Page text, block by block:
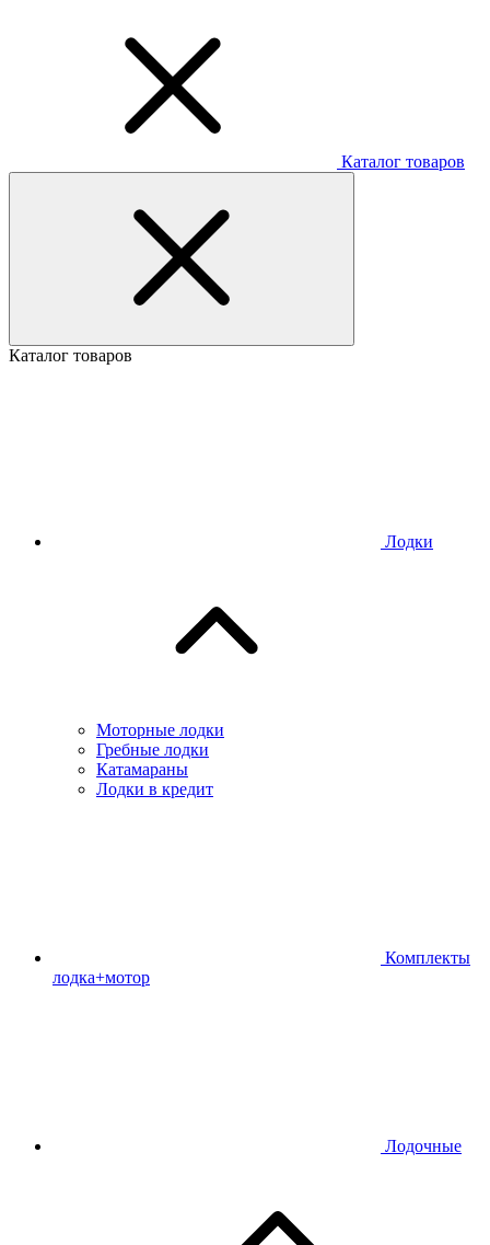
Каталог товаров
Каталог товаров
Лодки
Моторные лодки
Гребные лодки
Катамараны
Лодки в кредит
Комплекты
лодка+мотор
Лодочные